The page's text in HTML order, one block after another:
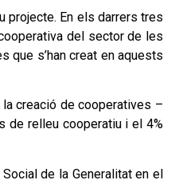
projecte. En els darrers tres
del sector de les
que s’han creat en aquests
la creació de cooperatives –
de relleu cooperatiu i el 4%
de la Generalitat en el